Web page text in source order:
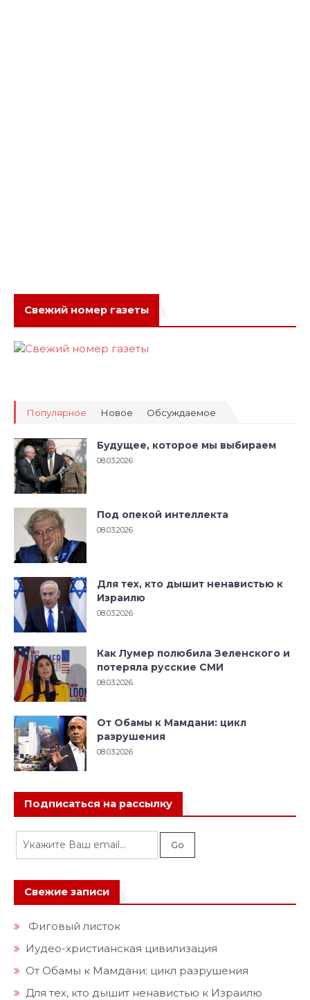
Свежий номер газеты
Популярное Новое Обсуждаемое
Будущее, которое мы выбираем
08.03.2026
Под опекой интеллекта
08.03.2026
Для тех, кто дышит ненавистью к
Израилю
08.03.2026
Как Лумер полюбила Зеленского и
потеряла русские СМИ
08.03.2026
От Обамы к Мамдани: цикл
разрушения
08.03.2026
Подписаться на рассылку
Свежие записи
Фиговый листок
Иудео-христианская цивилизация
От Обамы к Мамдани: цикл разрушения
Для тех, кто дышит ненавистью к Израилю